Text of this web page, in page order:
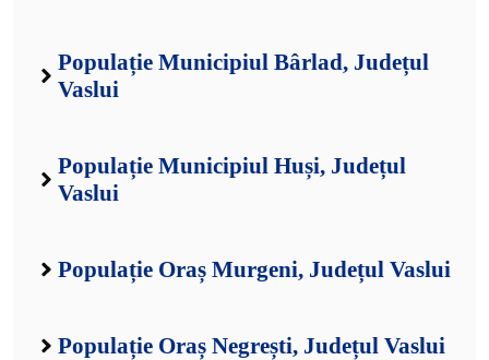
Populație Municipiul Bârlad, Județul
Vaslui
Populație Municipiul Huși, Județul
Vaslui
Populație Oraș Murgeni, Județul Vaslui
Populație Oraș Negrești, Județul Vaslui